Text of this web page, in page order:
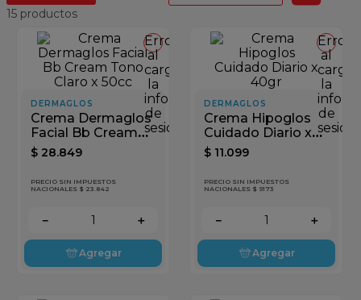
15 productos
Error
al
cargar
la
información
de
sesión
DERMAGLOS
Crema Dermaglos
Facial Bb Cream
Tono Claro x 50cc
$ 28.849
PRECIO SIN IMPUESTOS
NACIONALES $ 23.842
＋
－
Agregar
Error
al
cargar
la
de
sesión
DERMAGLOS
Crema Hipoglos
Cuidado Diario x
40gr
$ 11.099
PRECIO SIN IMPUESTOS
NACIONALES $ 9173
＋
－
Agregar